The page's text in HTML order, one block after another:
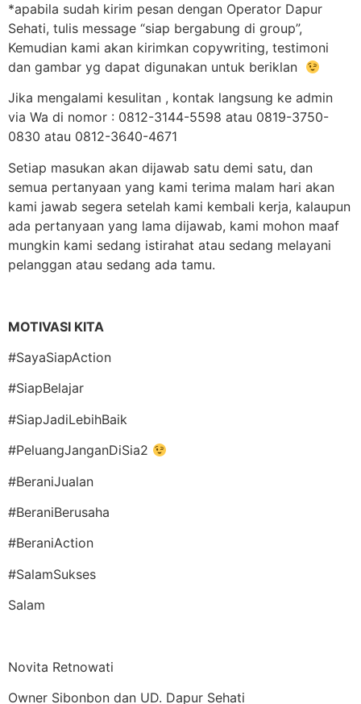
*apabila sudah kirim pesan dengan Operator Dapur
Sehati, tulis message “siap bergabung di group”,
Kemudian kami akan kirimkan copywriting, testimoni
dan gambar yg dapat digunakan untuk beriklan
Jika mengalami kesulitan , kontak langsung ke admin
via Wa di nomor : 0812-3144-5598 atau 0819-3750-
0830 atau 0812-3640-4671
Setiap masukan akan dijawab satu demi satu, dan
semua pertanyaan yang kami terima malam hari akan
kami jawab segera setelah kami kembali kerja, kalaupun
ada pertanyaan yang lama dijawab, kami mohon maaf
mungkin kami sedang istirahat atau sedang melayani
pelanggan atau sedang ada tamu.
MOTIVASI KITA
#SayaSiapAction
#SiapBelajar
#SiapJadiLebihBaik
#PeluangJanganDiSia2
#BeraniJualan
#BeraniBerusaha
#BeraniAction
#SalamSukses
Salam
Novita Retnowati
Owner Sibonbon dan UD. Dapur Sehati